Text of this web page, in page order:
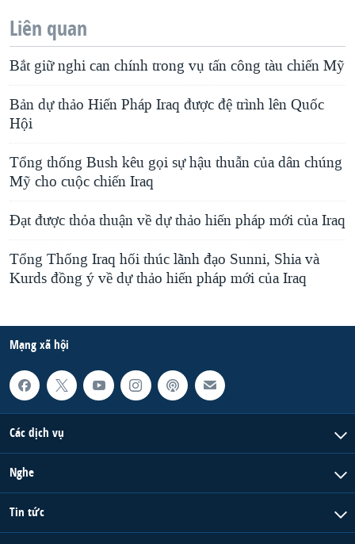
Liên quan
Bắt giữ nghi can chính trong vụ tấn công tàu chiến Mỹ
Bản dự thảo Hiến Pháp Iraq được đệ trình lên Quốc
Hội
Tổng thống Bush kêu gọi sự hậu thuẫn của dân chúng
Mỹ cho cuộc chiến Iraq
Ðạt được thỏa thuận về dự thảo hiến pháp mới của Iraq
Tổng Thống Iraq hối thúc lãnh đạo Sunni, Shia và
Kurds đồng ý về dự thảo hiến pháp mới của Iraq
Mạng xã hội
Các dịch vụ
Nghe
Tin tức